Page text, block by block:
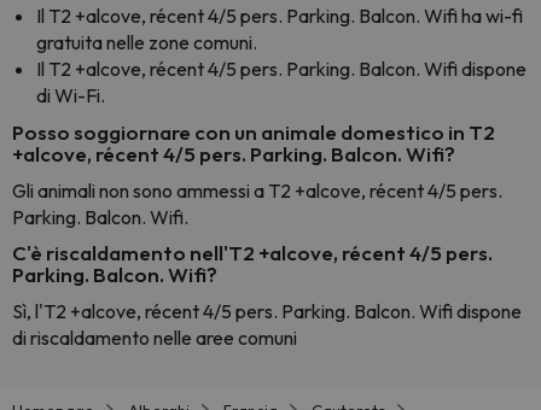
Il T2 +alcove, récent 4/5 pers. Parking. Balcon. Wifi ha wi-fi
gratuita nelle zone comuni.
Il T2 +alcove, récent 4/5 pers. Parking. Balcon. Wifi dispone
di Wi-Fi.
Posso soggiornare con un animale domestico in T2
+alcove, récent 4/5 pers. Parking. Balcon. Wifi?
Gli animali non sono ammessi a T2 +alcove, récent 4/5 pers.
Parking. Balcon. Wifi.
C'è riscaldamento nell'T2 +alcove, récent 4/5 pers.
Parking. Balcon. Wifi?
Sì, l'T2 +alcove, récent 4/5 pers. Parking. Balcon. Wifi dispone
di riscaldamento nelle aree comuni